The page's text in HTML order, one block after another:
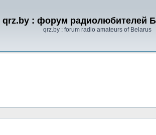
qrz.by : форум радиолюбителей
qrz.by : forum radio amateurs of Belarus